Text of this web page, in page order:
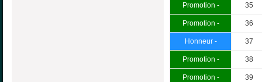
Promotion - 35
Promotion - 36
Honneur - 37
Promotion - 38
Promotion - 39